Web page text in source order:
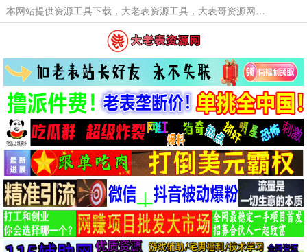
本网站提供资源工具下载，大老表资源工具，大表哥资源网软件工具，大老表资源下载，活动线报福利资源分享,活动线报，大型网游经典游戏，网络热门技术游戏辅助交流与分享。